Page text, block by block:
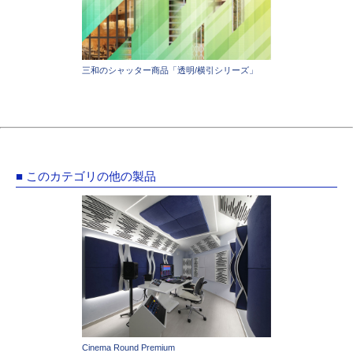
三和のシャッター商品「透明/横引シリーズ」
■ このカテゴリの他の製品
Cinema Round Premium